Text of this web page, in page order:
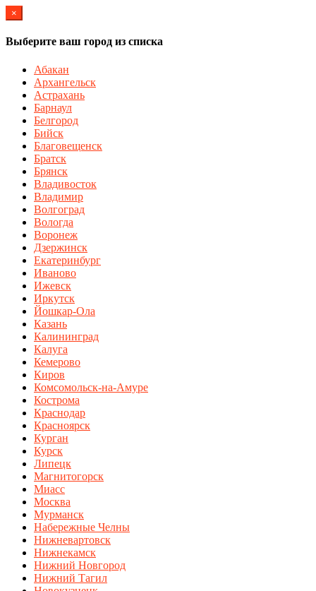
×
Выберите ваш город из списка
Абакан
Архангельск
Астрахань
Барнаул
Белгород
Бийск
Благовещенск
Братск
Брянск
Владивосток
Владимир
Волгоград
Вологда
Воронеж
Дзержинск
Екатеринбург
Иваново
Ижевск
Иркутск
Йошкар-Ола
Казань
Калининград
Калуга
Кемерово
Киров
Комсомольск-на-Амуре
Кострома
Краснодар
Красноярск
Курган
Курск
Липецк
Магнитогорск
Миасс
Москва
Мурманск
Набережные Челны
Нижневартовск
Нижнекамск
Нижний Новгород
Нижний Тагил